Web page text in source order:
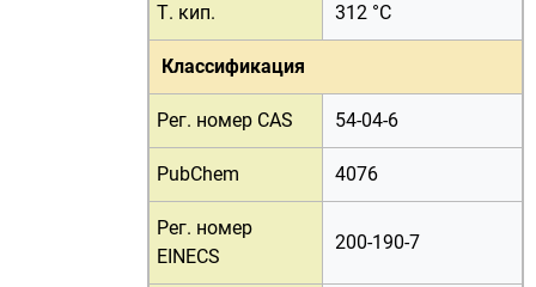
Т. кип. 312 °C
Классификация
Рег. номер CAS 54-04-6
PubChem 4076
Рег. номер
EINECS
200-190-7